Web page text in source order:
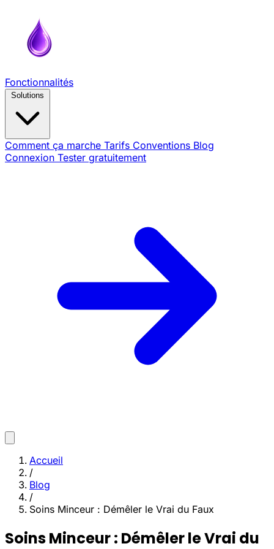
Fonctionnalités
Solutions
Comment ça marche Tarifs Conventions Blog
Connexion Tester gratuitement
Accueil
/
Blog
/
Soins Minceur : Démêler le Vrai du Faux
Soins Minceur : Démêler le Vrai du